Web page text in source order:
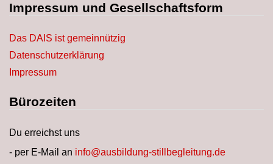
Impressum und Gesellschaftsform
Das DAIS ist gemeinnützig
Datenschutzerklärung
Impressum
Bürozeiten
Du erreichst uns
- per E-Mail an info@ausbildung-stillbegleitung.de